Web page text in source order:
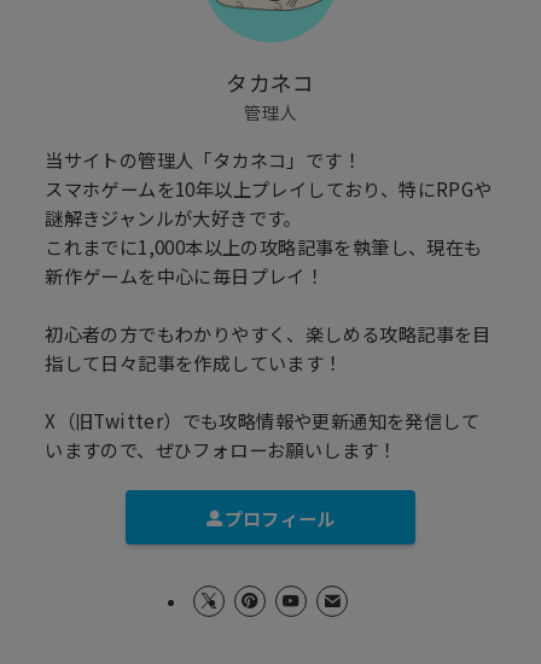
タカネコ
管理人
当サイトの管理人「タカネコ」です！
スマホゲームを10年以上プレイしており、特にRPGや
謎解きジャンルが大好きです。
これまでに1,000本以上の攻略記事を執筆し、現在も
新作ゲームを中心に毎日プレイ！
初心者の方でもわかりやすく、楽しめる攻略記事を目
指して日々記事を作成しています！
X（旧Twitter）でも攻略情報や更新通知を発信して
いますので、ぜひフォローお願いします！
プロフィール